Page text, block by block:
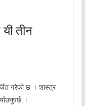
तीन
गरेको छ । शास्त्र
।